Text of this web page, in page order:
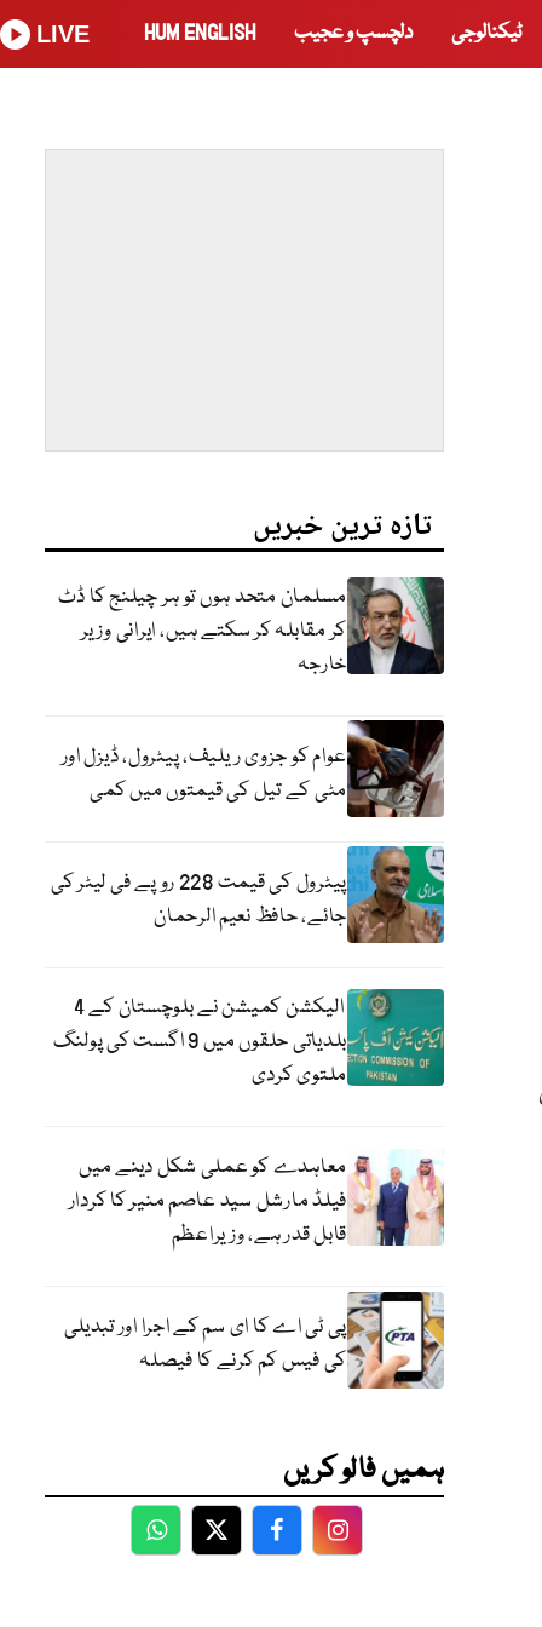
ٹیکنالوجی دلچسپ و عجیب HUM ENGLISH
LIVE
تازہ ترین خبریں
مسلمان متحد ہوں تو ہر چیلنج کا ڈٹ
کر مقابلہ کر سکتے ہیں، ایرانی وزیر
خارجہ
عوام کو جزوی ریلیف، پیٹرول، ڈیزل اور
مٹی کے تیل کی قیمتوں میں کمی
پیٹرول کی قیمت 228 روپے فی لیٹر کی
جائے، حافظ نعیم الرحمان
الیکشن کمیشن نے بلوچستان کے 4
بلدیاتی حلقوں میں 9 اگست کی پولنگ
ملتوی کردی
معاہدے کو عملی شکل دینے میں
فیلڈ مارشل سید عاصم منیر کا کردار
قابل قدر ہے، وزیراعظم
پی ٹی اے کا ای سم کے اجرا اور تبدیلی
کی فیس کم کرنے کا فیصلہ
ہمیں فالو کریں
WhatsApp
TwitterFacebookFacebook